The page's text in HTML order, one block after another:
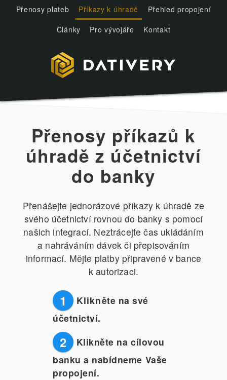
Přenosy plateb Příkazy k úhradě
Přehled propojení
Články
Pro vývojáře Kontakt
Přenosy příkazů k
úhradě z účetnictví
do banky
Přenášejte jednorázové příkazy k úhradě ze
svého účetnictví rovnou do banky s pomocí
našich integrací. Neztrácejte čas ukládáním
a nahráváním dávek či přepisováním
informací. Mějte platby připravené v bance
k autorizaci.
1
Klikněte na své
účetnictví.
2
Klikněte na cílovou
banku a nabídneme Vaše
propojení.